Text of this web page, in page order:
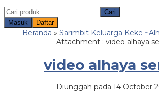
Cari
Masuk
Daftar
Beranda » Sarimbit Keluarga Keke
Attachment : video alhaya
video alhaya
Diunggah pada 14 October